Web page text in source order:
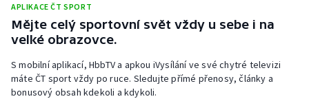
APLIKACE ČT SPORT
Mějte celý sportovní svět vždy u sebe i na
velké obrazovce.
S mobilní aplikací, HbbTV a apkou iVysílání ve své chytré televizi
máte ČT sport vždy po ruce. Sledujte přímé přenosy, články a
bonusový obsah kdekoli a kdykoli.